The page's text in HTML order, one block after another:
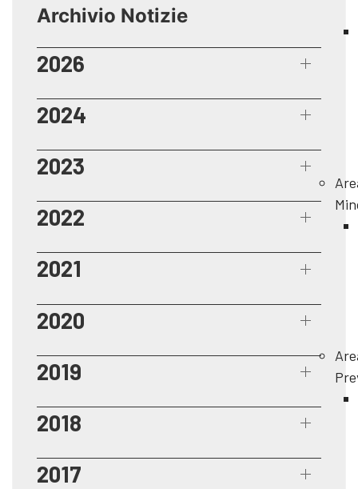
Archivio Notizie
2026
2024
2023
2022
2021
2020
2019
2018
2017